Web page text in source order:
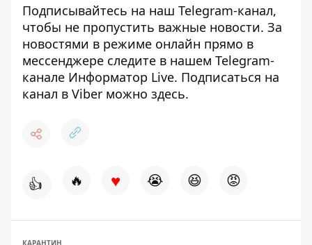
Подписывайтесь на наш Telegram-канал,
чтобы не пропустить важные новости. За
новостями в режиме онлайн прямо в
мессенджере следите в нашем Telegram-
канале Информатор Live. Подписаться на
канал в Viber можно здесь.
👍 🔥 ♥ 😭 😆 😡
КАРАНТИН